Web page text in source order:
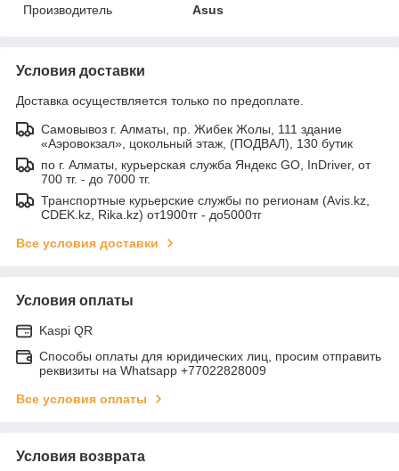
Производитель
Asus
Условия доставки
Доставка осуществляется только по предоплате.
Самовывоз г. Алматы, пр. Жибек Жолы, 111 здание
«Аэровокзал», цокольный этаж, (ПОДВАЛ), 130 бутик
по г. Алматы, курьерская служба Яндекс GO, InDriver, от
700 тг. - до 7000 тг.
Транспортные курьерские службы по регионам (Avis.kz,
CDEK.kz, Rika.kz) от1900тг - до5000тг
Все условия доставки
Условия оплаты
Kaspi QR
Способы оплаты для юридических лиц, просим отправить
реквизиты на Whatsapp +77022828009
Все условия оплаты
Условия возврата